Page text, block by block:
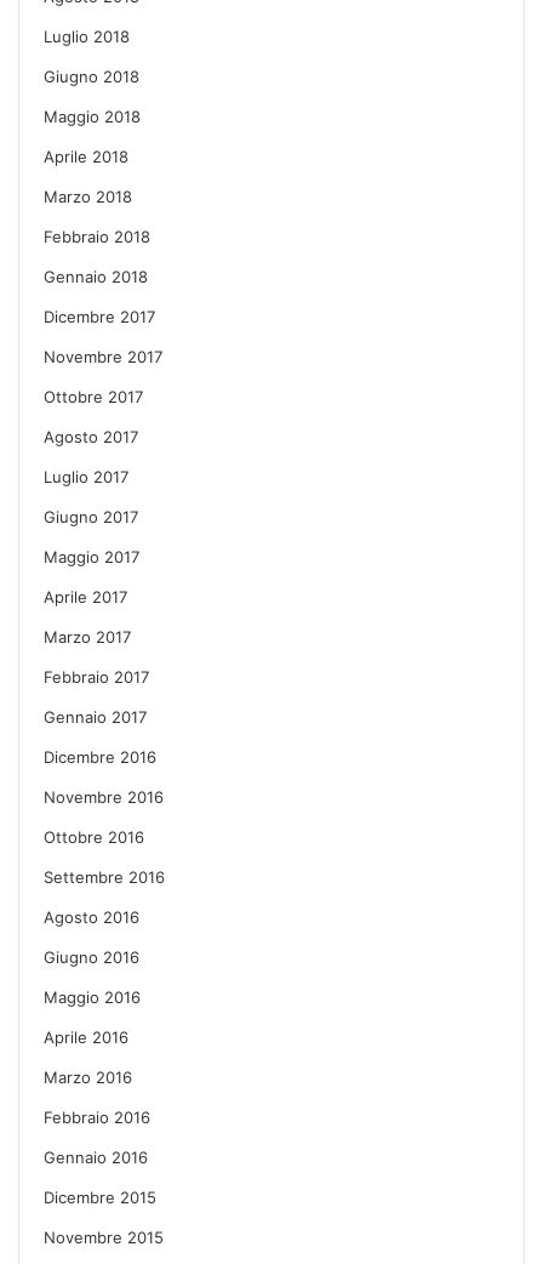
Luglio 2018
Giugno 2018
Maggio 2018
Aprile 2018
Marzo 2018
Febbraio 2018
Gennaio 2018
Dicembre 2017
Novembre 2017
Ottobre 2017
Agosto 2017
Luglio 2017
Giugno 2017
Maggio 2017
Aprile 2017
Marzo 2017
Febbraio 2017
Gennaio 2017
Dicembre 2016
Novembre 2016
Ottobre 2016
Settembre 2016
Agosto 2016
Giugno 2016
Maggio 2016
Aprile 2016
Marzo 2016
Febbraio 2016
Gennaio 2016
Dicembre 2015
Novembre 2015